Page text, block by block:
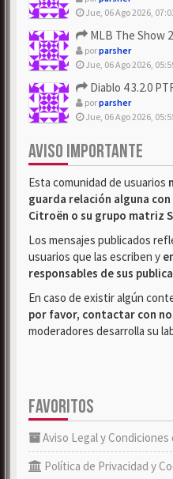
Jue, 06 Ago 2026,
MLB The Show 26
porparsher
Jue, 06 Ago 2026,
Diablo 4 3.2.0 PTR
porparsher
Jue, 06 Ago 2026,
AVISO IMPORTANTE
Esta comunidad de usuarios
guarda relación alguna
Citroën o su grupo matriz
Los mensajes publicados
usuarios que las escriben y
responsables de sus
En caso de existir algún
por favor, contactar con
moderadores desarrolla su
FAVORITOS
Aviso Legal y Condiciones
Política de Privacidad y